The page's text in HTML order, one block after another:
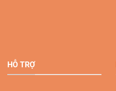
HỖ TRỢ